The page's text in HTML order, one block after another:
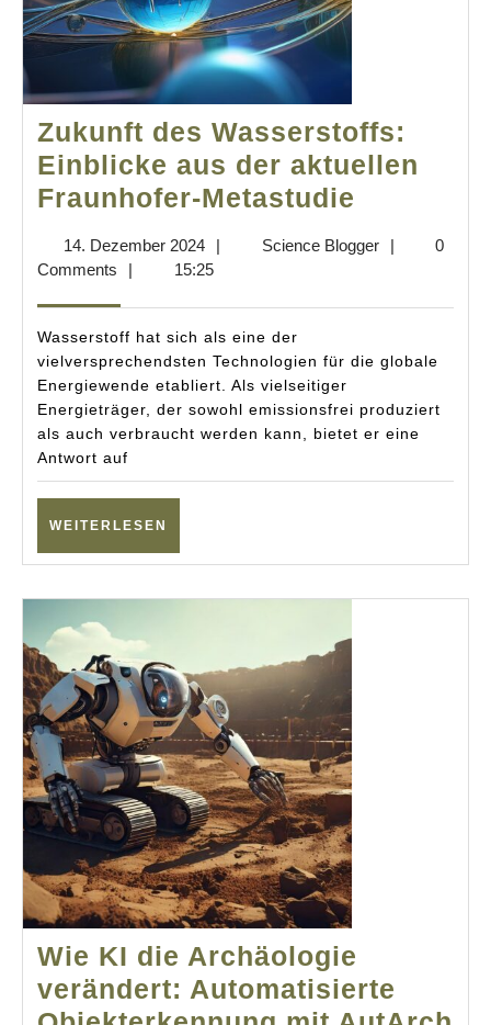
Zukunft des Wasserstoffs:
Einblicke aus der aktuellen
Fraunhofer-Metastudie
der
14. Dezember 202414.
Dezember
| Science BloggerScience
|
0
Comments
| 15:25
Wasserstoff hat sich als eine der
vielversprechendsten Technologien für die globale
Energiewende etabliert. Als vielseitiger
Energieträger, der sowohl emissionsfrei produziert
als auch verbraucht werden kann, bietet er eine
Antwort auf
WEITERLESEN
Wie KI die Archäologie
verändert: Automatisierte